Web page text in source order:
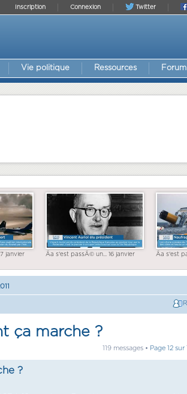
Twitter
Connexion
Inscription
Vie politique Ressources Forum
janvier Ãa s'est passÃ© un... 16 janvier Ãa s'est
ça marche ?
119 messages • Page 12 sur
?